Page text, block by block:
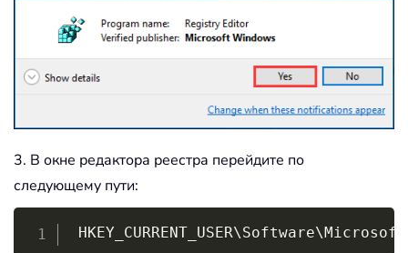
3. В окне редактора реестра перейдите по
следующему пути:
HKEY_CURRENT_USER\Software\ Microsoft
Copy